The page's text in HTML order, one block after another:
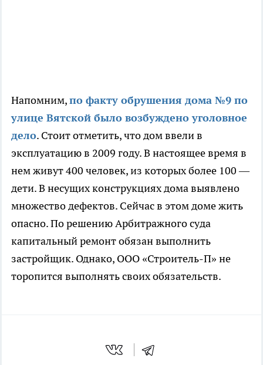
Напомним,по факту обрушения дома №9 по
улице Вятской было возбуждено уголовное
дело. Стоит отметить, что дом ввели в
эксплуатацию в 2009 году. В настоящее время в
нем живут 400 человек, из которых более 100 —
дети. В несущих конструкциях дома выявлено
множество дефектов. Сейчас в этом доме жить
опасно. По решению Арбитражного суда
капитальный ремонт обязан выполнить
застройщик. Однако, ООО «Строитель-П» не
торопится выполнять своих обязательств.